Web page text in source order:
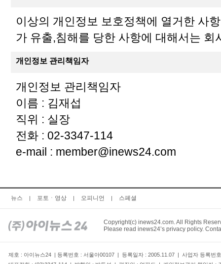
이상의 개인정보 보호정책에 열거한 사
가 유출,침해를 당한 사항에 대해서는
개인정보 관리책임자
개인정보 관리책임자
이름 : 김재섭
직위 : 실장
전화 : 02-3347-114
e-mail : member@inews24.com
뉴스 | 포토ㆍ영상 | 오피니언 | 스페셜
Copyright(c) inews24.com. All Rights
Please read inews24’s privacy policy.
제호 : 아이뉴스24 | 등록번호 : 서울아00107 | 등록일자 : 2005.11.07 | 사업자 등록번